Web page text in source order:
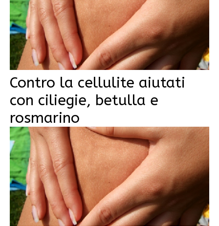
Contro la cellulite aiutati
con ciliegie, betulla e
rosmarino